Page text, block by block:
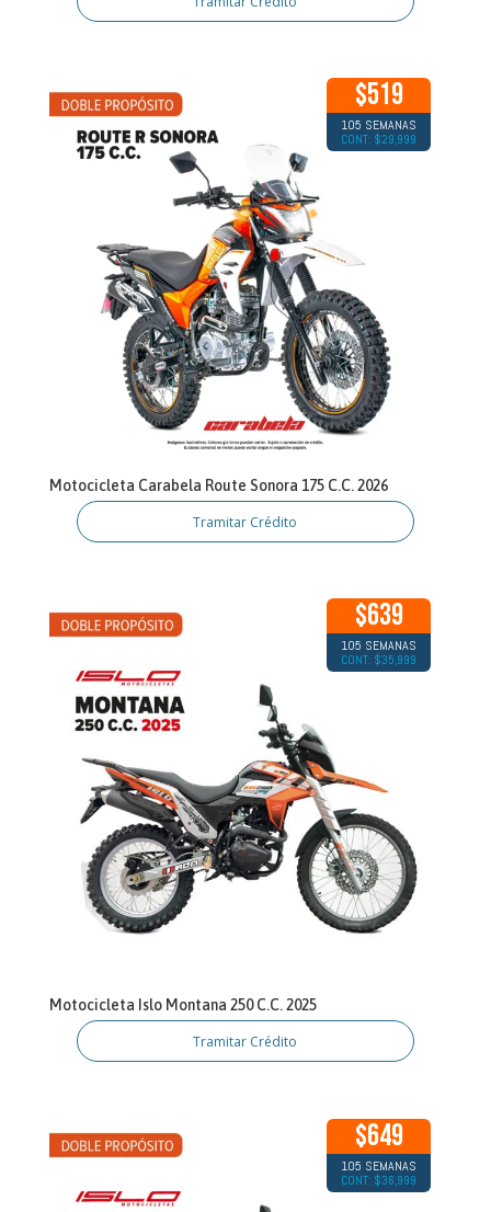
$519
105 SEMANAS
CONT: $29,999
Motocicleta Carabela Route Sonora 175 C.C. 2026
Tramitar Crédito
$639
105 SEMANAS
CONT: $35,999
Motocicleta Islo Montana 250 C.C. 2025
Tramitar Crédito
$649
105 SEMANAS
CONT: $36,999